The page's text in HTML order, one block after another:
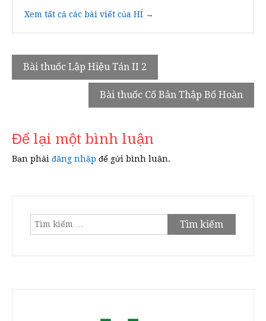
Xem tất cả các bài viết của HÍ →
Điều
hướng
Bài thuốc Lập Hiệu Tán II 2
Bài thuốc Cố Bản Thập Bổ Hoàn
Để lại một bình luận
Bạn phải đăng nhập để gửi bình luận.
Tìm
kiếm